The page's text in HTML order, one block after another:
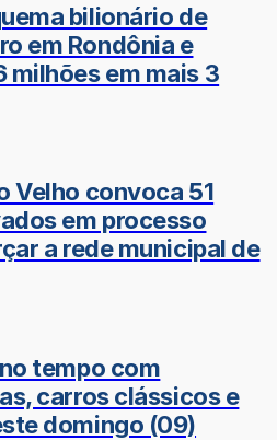
bilionário de
em Rondônia e
milhões em mais 3
Velho convoca 51
em processo
a rede municipal de
tempo com
carros clássicos e
domingo (09)